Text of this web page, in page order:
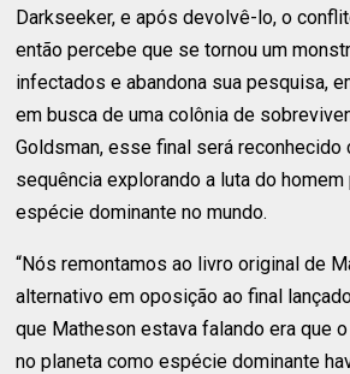
Darkseeker, e após devolvê-lo, o
então percebe que se tornou um
infectados e abandona sua pesquisa,
em busca de uma colônia de
Goldsman, esse final será reconhecido
sequência explorando a luta do
espécie dominante no mundo.
“Nós remontamos ao livro original de
alternativo em oposição ao final
que Matheson estava falando era que
no planeta como espécie dominante